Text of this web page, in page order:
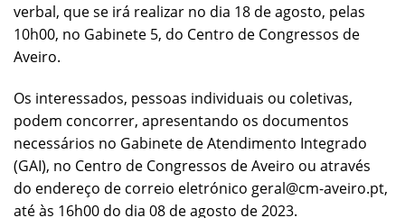
verbal, que se irá realizar no dia 18 de agosto, pelas
10h00, no Gabinete 5, do Centro de Congressos de
Aveiro.
Os interessados, pessoas individuais ou coletivas,
podem concorrer, apresentando os documentos
necessários no Gabinete de Atendimento Integrado
(GAI), no Centro de Congressos de Aveiro ou através
do endereço de correio eletrónico geral@cm-aveiro.pt,
até às 16h00 do dia 08 de agosto de 2023.